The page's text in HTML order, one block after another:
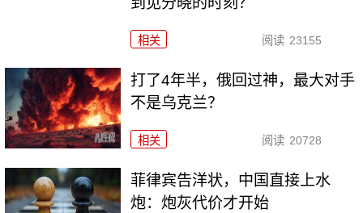
相关 阅读 23155
打了4年半，俄回过神，最大对手
不是乌克兰？
相关 阅读 20728
菲律宾告洋状，中国直接上水
炮：炮灰代价才开始